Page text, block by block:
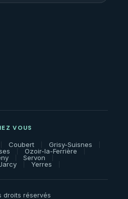
VOUS
Coubert
Grisy-Suisnes
Ozoir-la-Ferrière
Servon
Yerres
droits réservés